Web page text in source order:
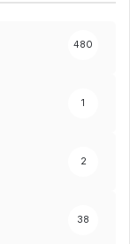
480
1
2
38